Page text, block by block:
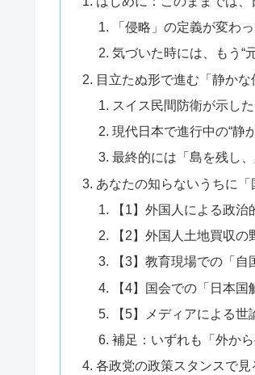
「侵略」の定義が変わ
気づいた時には、もう“
目立たぬ形で進む「静か
スイス民間防衛が示し
現代日本で進行中の“静
最終的には「島を残し
あなたの知らないうちに
【1】外国人による政治
【2】外国人土地買収の
【3】教育現場での「
【4】国会での「日本
【5】メディアによる世
補足：いずれも「外か
各政党の政策スタンスで見